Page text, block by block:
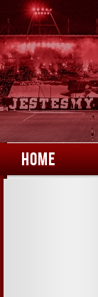
HOME